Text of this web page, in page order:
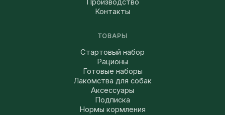
Производство
Контакты
ТОВАРЫ
Стартовый набор
Рационы
Готовые наборы
Лакомства для собак
Аксессуары
Подписка
Нормы кормления